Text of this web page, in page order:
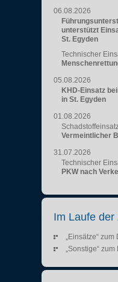
06.08.2026
unterstützt
St. Egyden
Technischer
05.08.2026
KHD-Einsatz
in St. Egyden
01.08.2026
Vermeintlicher
31.07.2026
Technischer
PKW nach
Im Laufe der
„Einsätze“
„Sonstige“